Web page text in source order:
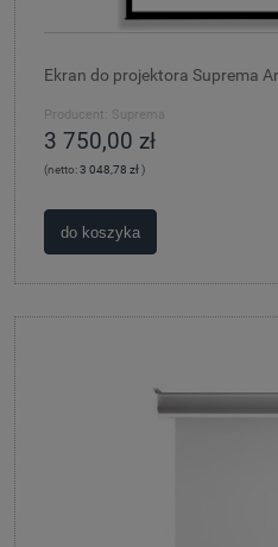
Ekran do projektora Suprema
Producent: Suprema
3 750,00 zł
(netto:3 048,78 zł)
do koszyka